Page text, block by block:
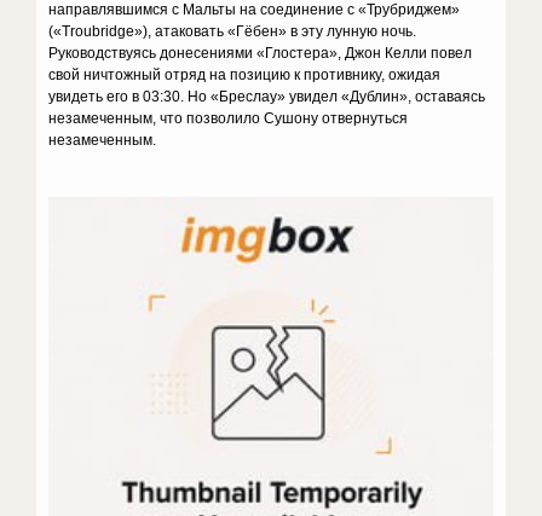
направлявшимся с Мальты на соединение с «Трубриджем»
(«Troubridge»), атаковать «Гёбен» в эту лунную ночь.
Руководствуясь донесениями «Глостера», Джон Келли повел
свой ничтожный отряд на позицию к противнику, ожидая
увидеть его в 03:30. Но «Бреслау» увидел «Дублин», оставаясь
незамеченным, что позволило Сушону отвернуться
незамеченным.